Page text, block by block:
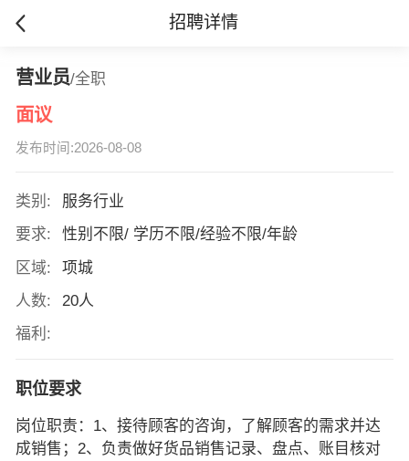
招聘详情
营业员/全职
面议
发布时间:2026-08-08
类别:
服务行业
要求:
性别不限/ 学历不限/经验不限/年龄
区域:
项城
人数:
20人
福利:
职位要求
岗位职责：1、接待顾客的咨询，了解顾客的需求并达
成销售；2、负责做好货品销售记录、盘点、账目核对